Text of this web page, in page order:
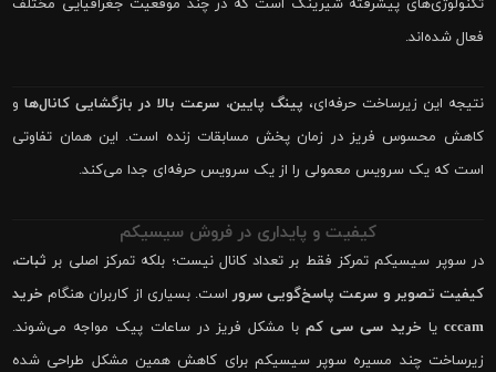
تکنولوژی‌های پیشرفته شیرینگ است که در چند موقعیت جغرافیایی مختلف
فعال شده‌اند.
نتیجه این زیرساخت حرفه‌ای، پینگ پایین، سرعت بالا در بازگشایی کانال‌هاو
کاهش محسوس فریز در زمان پخش مسابقات زنده است. این همان تفاوتی
است که یک سرویس معمولی را از یک سرویس حرفه‌ای جدا می‌کند.
کیفیت و پایداری در فروش سیسیکم
در سوپر سیسیکم تمرکز فقط بر تعداد کانال نیست؛ بلکه تمرکز اصلی بر ثبات،
کیفیت تصویر و سرعت پاسخ‌گویی سروراست. بسیاری از کاربران هنگام خرید
cccam یا خرید سی سی کمبا مشکل فریز در ساعات پیک مواجه می‌شوند.
زیرساخت چند مسیره سوپر سیسیکم برای کاهش همین مشکل طراحی شده